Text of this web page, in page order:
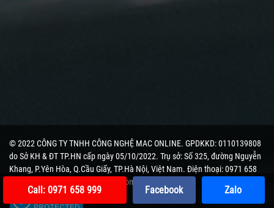
© 2022 CÔNG TY TNHH CÔNG NGHỆ MAC ONLINE. GPDKKD: 0110139808
do Sở KH & ĐT TP.HN cấp ngày 05/10/2022. Trụ sở: Số 325, đường Nguyễn
Khang, P.Yên Hòa, Q.Cầu Giấy, TP.Hà Nội, Việt Nam. Điện thoại: 0971 658
999. Email: maconlinehn@gmail.com
Call: 0971 658 999 Facebook Zalo